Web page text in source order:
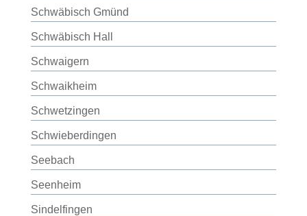
Schwäbisch Gmünd
Schwäbisch Hall
Schwaigern
Schwaikheim
Schwetzingen
Schwieberdingen
Seebach
Seenheim
Sindelfingen